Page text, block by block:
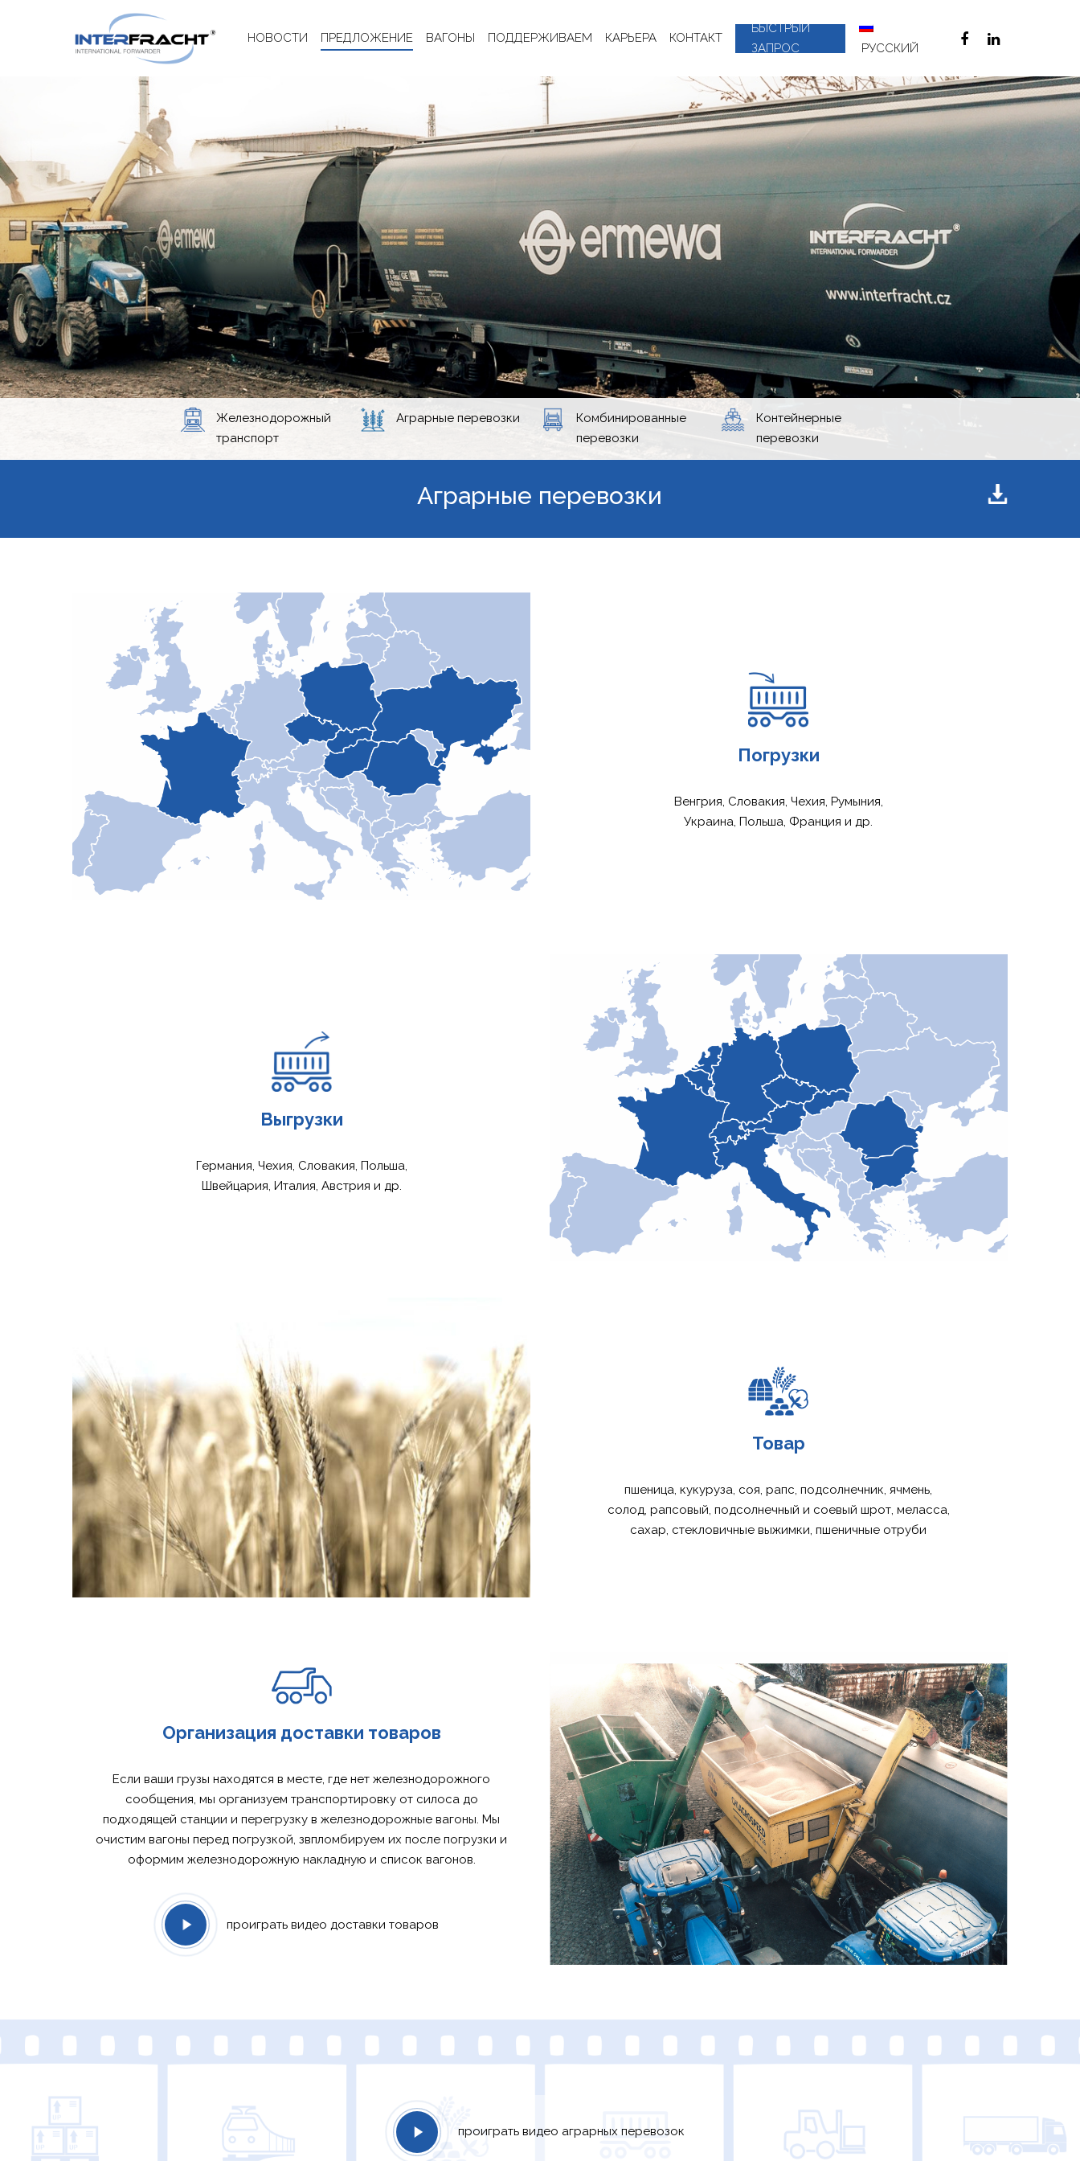
НОВОСТИ ПРЕДЛОЖЕНИЕ ВАГОНЫ ПОДДЕРЖИВАЕМ КАРЬЕРА КОНТАКТ
БЫСТРЫЙ
ЗАПРОС
РУССКИЙ
Железнодорожный
транспорт
Аграрные перевозки
Комбинированные
перевозки
Контейнерные
перевозки
Аграрные перевозки
Погрузки
Венгрия, Словакия, Чехия, Румыния,
Украина, Польша, Франция и др.
Выгрузки
Германия, Чехия, Словакия, Польша,
Швейцария, Италия, Австрия и др.
Товар
пшеница, кукуруза, соя, рапс, подсолнечник, ячмень,
солод, рапсовый, подсолнечный и соевый шрот, меласса,
сахар, стекловичные выжимки, пшеничные отруби
Организация доставки товаров
Если ваши грузы находятся в месте, где нет железнодорожного
сообщения, мы организуем транспортировку от силоса до
подходящей станции и перегрузку в железнодорожные вагоны. Мы
очистим вагоны перед погрузкой, звпломбируем их после погрузки и
оформим железнодорожную накладную и список вагонов.
проиграть видео доставки товаров
проиграть видео аграрных перевозок